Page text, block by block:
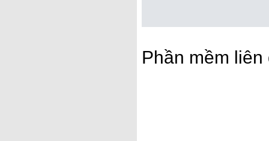
Phần mềm liên